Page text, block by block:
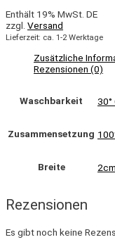
Enthält 19% MwSt. DE
zzgl. Versand
Lieferzeit: ca. 1-2 Werktage
Zusätzliche
Rezensionen (0)
Waschbarkeit 30°
Zusammensetzung
Breite 2cm
Rezensionen
Es gibt noch keine